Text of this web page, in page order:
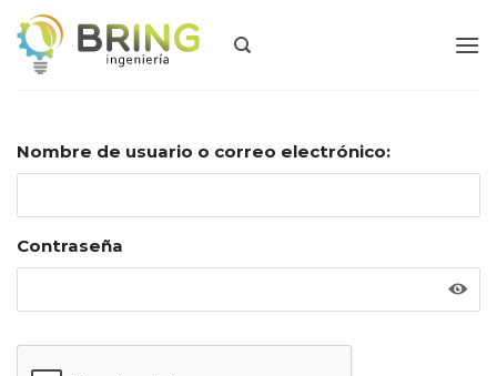
Skip
to
content
Nombre de usuario o correo electrónico:
Contraseña